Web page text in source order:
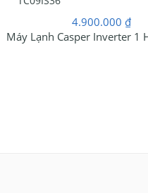
4.900.000 ₫